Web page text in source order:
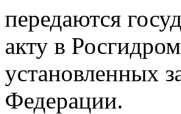
передаются
акту в
установленных
Федерации.